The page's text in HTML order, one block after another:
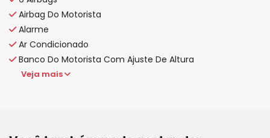
Airbag Do Motorista
Alarme
Ar Condicionado
Banco Do Motorista Com Ajuste De Altura
Veja mais